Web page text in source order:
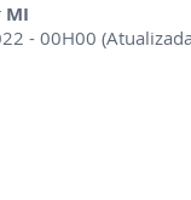
MI
- 00H00